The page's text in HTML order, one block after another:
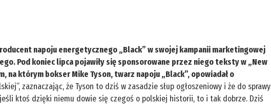
napoju energetycznego „Black” w swojej kampanii marketingowej
Pod koniec lipca pojawiły się sponsorowane przez niego teksty w „New
na którym bokser Mike Tyson, twarz napoju „Black”, opowiadał o
zaznaczając, że Tyson to dziś w zasadzie słup ogłoszeniowy i że do sprawy
ktoś dzięki niemu dowie się czegoś o polskiej historii, to i tak dobrze. Dziś